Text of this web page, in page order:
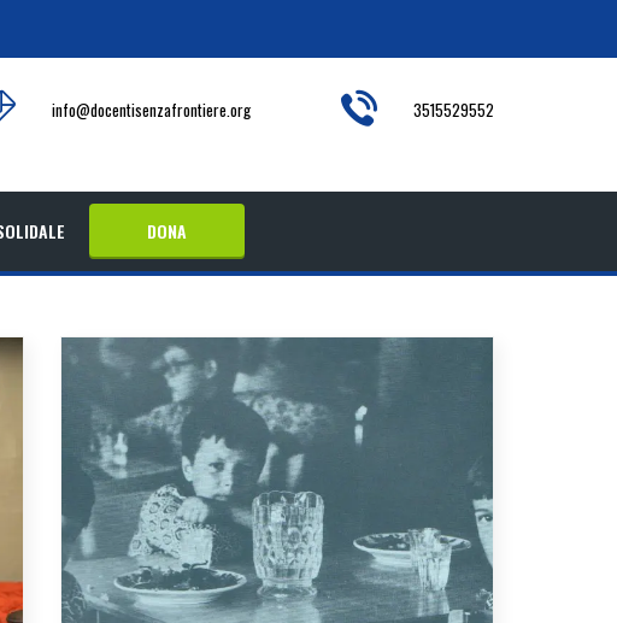
info@docentisenzafrontiere.org 3515529552
DONA